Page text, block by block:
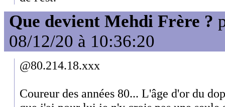
Que devient Mehdi Frère ?
08/12/20 à 10:36:20
@80.214.18.xxx
Coureur des années 80... L'âge d'or du